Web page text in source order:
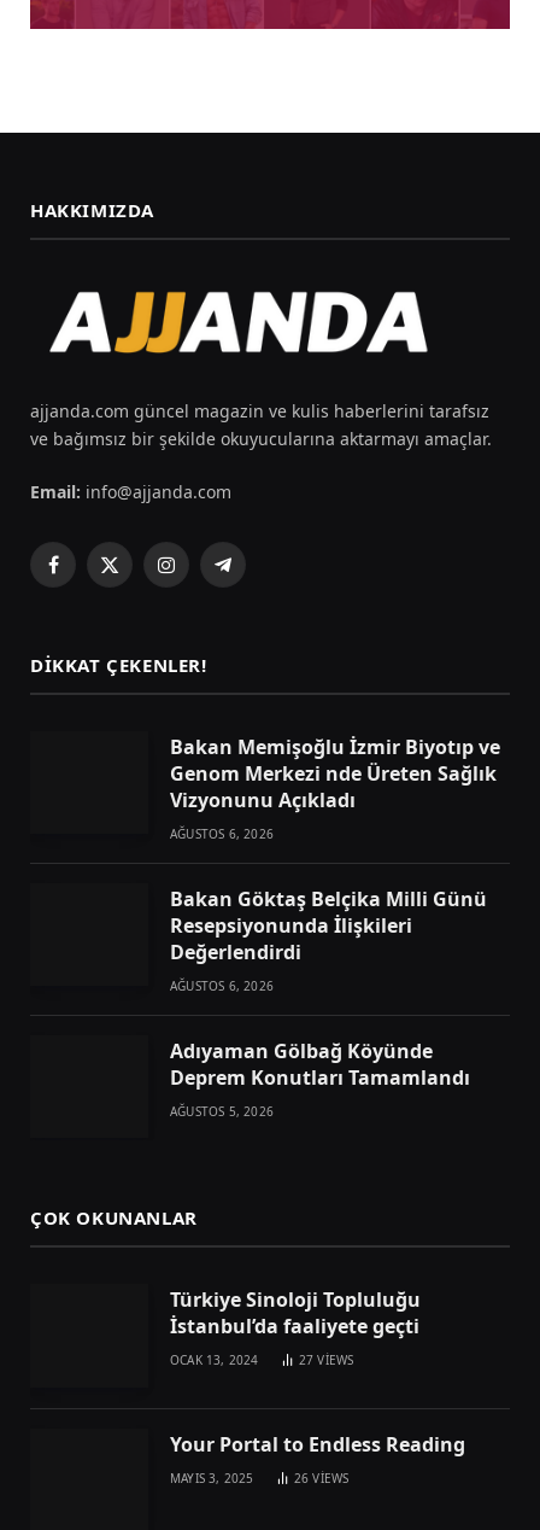
HAKKIMIZDA
ajjanda.com güncel magazin ve kulis haberlerini tarafsız
ve bağımsız bir şekilde okuyucularına aktarmayı amaçlar.
Email: info@ajjanda.com
Facebook
X
InstagramTelegram
DIKKAT ÇEKENLER!
Bakan Memişoğlu İzmir Biyotıp ve
Genom Merkezi nde Üreten Sağlık
Vizyonunu Açıkladı
AĞUSTOS 6, 2026
Bakan Göktaş Belçika Milli Günü
Resepsiyonunda İlişkileri
Değerlendirdi
AĞUSTOS 6, 2026
Adıyaman Gölbağ Köyünde
Deprem Konutları Tamamlandı
AĞUSTOS 5, 2026
ÇOK OKUNANLAR
Türkiye Sinoloji Topluluğu
İstanbul’da faaliyete geçti
OCAK 13, 2024 27VIEWS
Your Portal to Endless Reading
MAYIS 3, 2025 26VIEWS